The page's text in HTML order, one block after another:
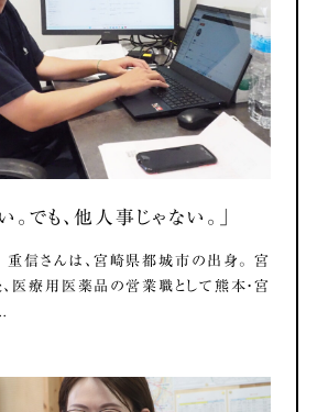
。でも、他人事じゃない。」
信さんは、宮崎県都城市の出身。 宮
医療用医薬品の営業職として熊本・宮